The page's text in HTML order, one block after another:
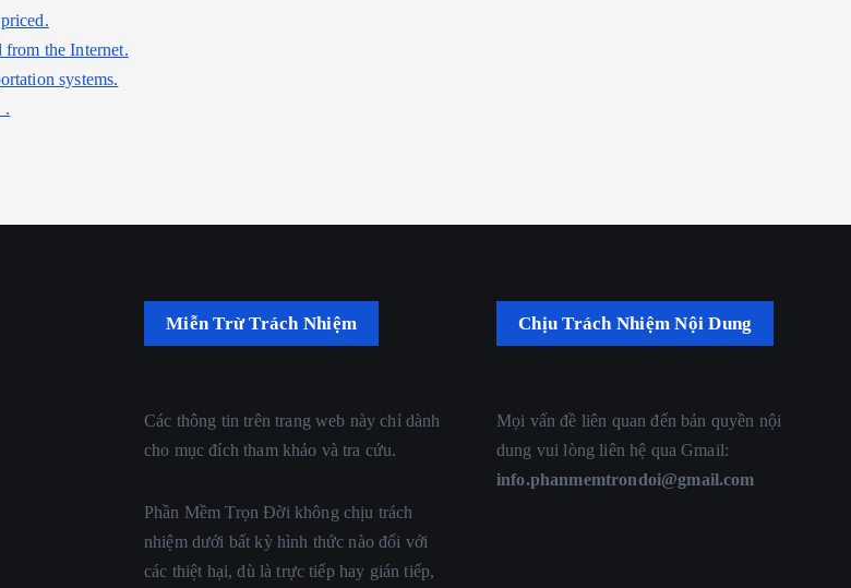
from the Internet.
systems.
Miễn Trừ Trách Nhiệm
Các thông tin trên trang web này chỉ dành
cho mục đích tham khảo và tra cứu.
Phần Mềm Trọn Đời không chịu trách
nhiệm dưới bất kỳ hình thức nào đối với
các thiệt hại, dù là trực tiếp hay gián tiếp,
Chịu Trách Nhiệm Nội Dung
Mọi vấn đề liên quan đến bản quyền nội
dung vui lòng liên hệ qua Gmail:
info.phanmemtrondoi@gmail.com